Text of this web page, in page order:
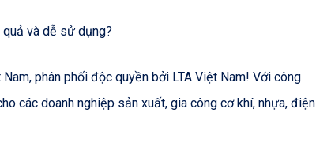
và dễ sử dụng?
phân phối độc quyền bởi LTA Việt Nam! Với công
các doanh nghiệp sản xuất, gia công cơ khí, nhựa, điện